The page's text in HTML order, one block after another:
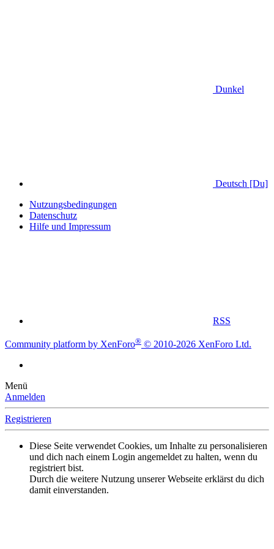
Dunkel
Deutsch [Du]
Nutzungsbedingungen
Datenschutz
Hilfe und Impressum
RSS
Community platform by XenForo® © 2010-2026 XenForo Ltd.
Menü
Anmelden
Registrieren
Diese Seite verwendet Cookies, um Inhalte zu personalisieren
und dich nach einem Login angemeldet zu halten, wenn du
registriert bist.
Durch die weitere Nutzung unserer Webseite erklärst du dich
damit einverstanden.